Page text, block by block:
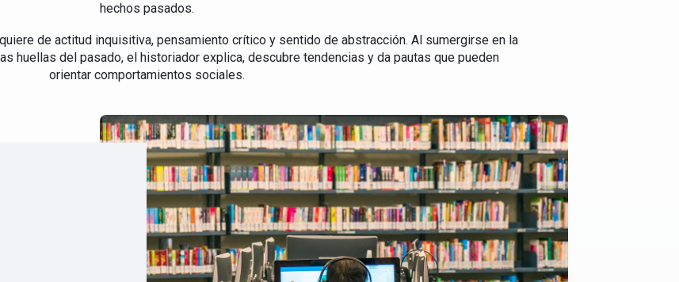
hechos pasados.
de actitud inquisitiva, pensamiento crítico y sentido de abstracción. Al sumergirse en la
huellas del pasado, el historiador explica, descubre tendencias y da pautas que pueden
orientar comportamientos sociales.